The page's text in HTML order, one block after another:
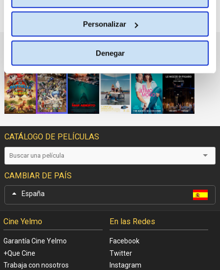
Personalizar
Denegar
PRÓXIMOS ESTRENOS
CATÁLOGO DE PELÍCULAS
CAMBIAR DE PAÍS
España
Cine Yelmo
Garantía Cine Yelmo
+Que Cine
Trabaja con nosotros
En las Redes
Facebook
Twitter
Instagram